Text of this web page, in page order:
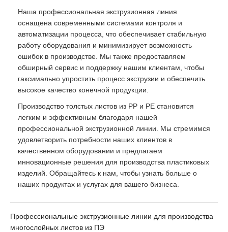
Наша профессиональная экструзионная линия
оснащена современными системами контроля и
автоматизации процесса, что обеспечивает стабильную
работу оборудования и минимизирует возможность
ошибок в производстве. Мы также предоставляем
обширный сервис и поддержку нашим клиентам, чтобы
гаксимально упростить процесс экструзии и обеспечить
высокое качество конечной продукции.
Производство толстых листов из PP и PE становится
легким и эффективным благодаря нашей
профессиональной экструзионной линии. Мы стремимся
удовлетворить потребности наших клиентов в
качественном оборудовании и предлагаем
инновационные решения для производства пластиковых
изделий. Обращайтесь к нам, чтобы узнать больше о
наших продуктах и услугах для вашего бизнеса.
Профессиональные экструзионные линии для производства
многослойных листов из ПЭ